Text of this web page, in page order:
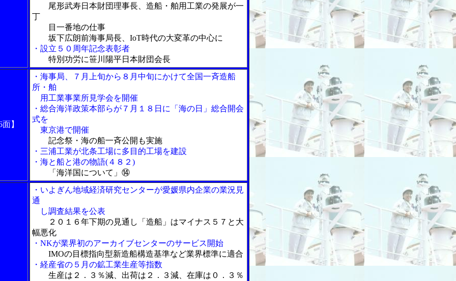
尾形武寿日本財団理事長、造船・舶用工業の発展が一
丁
目一番地の仕事
坂下広朗前海事局長、IoT時代の大変革の中心に
・設立５０周年記念表彰者
特別功労に笹川陽平日本財団会長
】
・海事局、７月上旬から８月中旬にかけて全国一斉造船
所・舶
用工業事業所見学会を開催
・総合海洋政策本部らが７月１８日に「海の日」総合開会
式を
東京港で開催
記念祭・海の船一斉公開も実施
・三浦工業が北条工場に多目的工場を建設
・海と船と港の物語(４８２)
「海洋国について」⑭
・いよぎん地域経済研究センターが愛媛県内企業の業況見
通
し調査結果を公表
２０１６年下期の見通し「造船」はマイナス５７と大
幅悪化
・NKが業界初のアーカイブセンターのサービス開始
IMOの目標指向型新造船構造基準など業界標準に適合
・経産省の５月の鉱工業生産等指数
生産は２．３％減、出荷は２．３減、在庫は０．３％